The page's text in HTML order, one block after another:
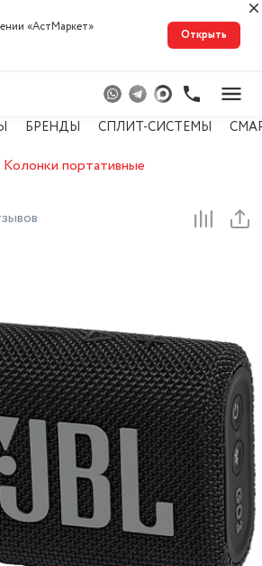
«АстМарке‪т‬»
Открыть
БРЕНДЫ СПЛИТ-СИСТЕМЫ
Колонки портативные